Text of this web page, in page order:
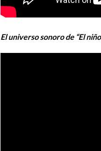
El universo sonoro de “El